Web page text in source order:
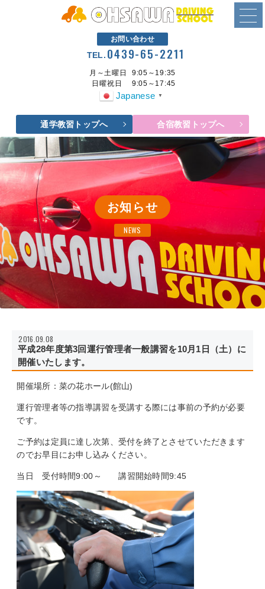
お問い合わせ
TEL. 0439-65-2211
月～土曜日
9:05～19:35
日曜祝日
9:05～17:45
Japanese ▼
通学教習トップへ 合宿教習トップへ
お知らせ
NEWS
2016.09.08
平成28年度第3回運行管理者一般講習を10月1日（土）に
開催いたします。
開催場所：菜の花ホール(館山)
運行管理者等の指導講習を受講する際には事前の予約が必要
です。
ご予約は定員に達し次第、受付を終了とさせていただきます
のでお早目にお申し込みください。
当日 受付時間9:00～ 講習開始時間9:45